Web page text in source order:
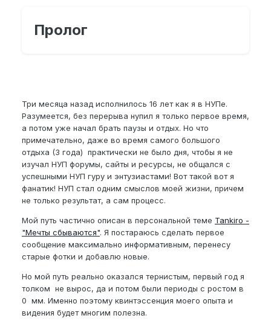
Пролог
Три месяца назад исполнилось 16 лет как я в НУПе.
Разумеется, без перерыва нупил я только первое время,
а потом уже начал брать паузы и отдых. Но что
примечательно, даже во время самого большого
отдыха (3 года) практически не было дня, чтобы я не
изучал НУП форумы, сайты и ресурсы, не общался с
успешными НУП гуру и энтузиастами! Вот такой вот я
фанатик! НУП стал одним смыслов моей жизни, причем
не только результат, а сам процесс.
Мой путь частично описан в персональной теме Tankiro -
"Мечты сбываются". Я постараюсь сделать первое
сообщение максимально информативным, перенесу
старые фотки и добавлю новые.
Но мой путь реально оказался тернистым, первый год я
толком не вырос, да и потом были периоды с ростом в
0 мм. Именно поэтому квинтэссенция моего опыта и
видения будет многим полезна.